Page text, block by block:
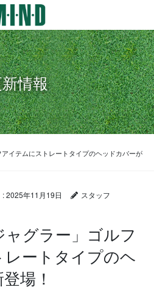
情報
イテムにストレートタイプのヘッドカバーが
:2025年11月19日 スタッフ
グラー」ゴルフ
ートタイプのヘ
場！